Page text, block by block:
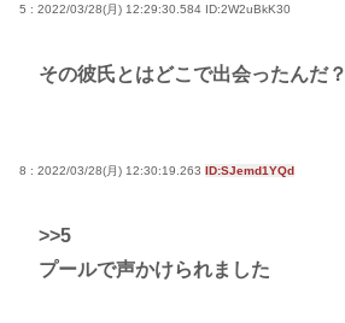
5 : 2022/03/28(月) 12:29:30.584 ID:2W2uBkK30
その彼氏とはどこで出会ったんだ？
8 : 2022/03/28(月) 12:30:19.263 ID:SJemd1YQd
>>5
プールで声かけられました